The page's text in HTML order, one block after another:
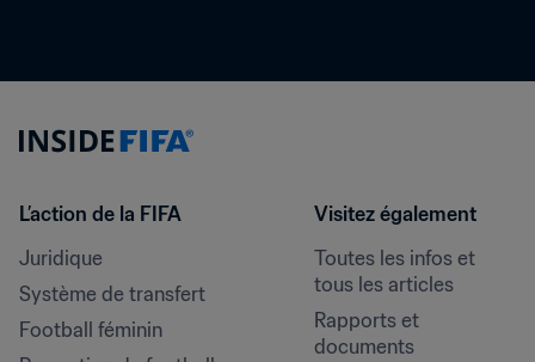
L’action de la FIFA
Juridique
Système de transfert
Football féminin
Visitez également
Toutes les infos et
tous les articles
Rapports et
documents